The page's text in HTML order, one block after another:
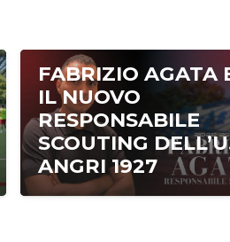
FABRIZIO AGATA
IL NUOVO
RESPONSABILE
SCOUTING
ANGRI 1927